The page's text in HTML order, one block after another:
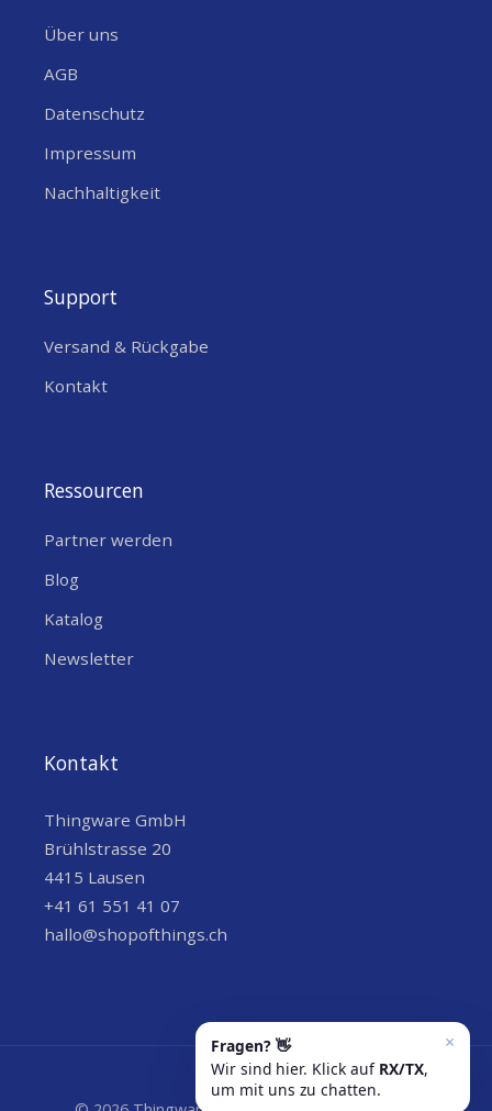
Über uns
AGB
Datenschutz
Impressum
Nachhaltigkeit
Support
Versand & Rückgabe
Kontakt
Ressourcen
Partner werden
Blog
Katalog
Newsletter
Kontakt
Thingware GmbH
Brühlstrasse 20
4415 Lausen
+41 61 551 41 07
hallo@shopofthings.ch